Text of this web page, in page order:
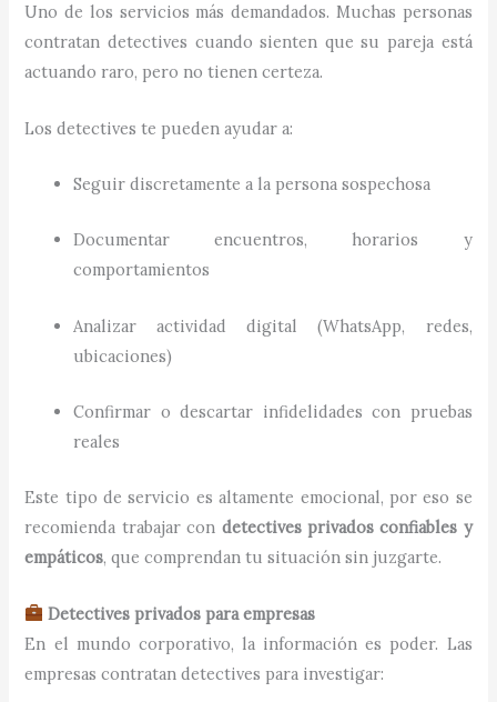
Uno de los servicios más demandados. Muchas personas
contratan detectives cuando sienten que su pareja está
actuando raro, pero no tienen certeza.
Los detectives te pueden ayudar a:
Seguir discretamente a la persona sospechosa
Documentar encuentros, horarios y
comportamientos
Analizar actividad digital (WhatsApp, redes,
ubicaciones)
Confirmar o descartar infidelidades con pruebas
reales
Este tipo de servicio es altamente emocional, por eso se
recomienda trabajar con detectives privados confiables y
empáticos, que comprendan tu situación sin juzgarte.
Detectives privados para empresas
En el mundo corporativo, la información es poder. Las
empresas contratan detectives para investigar: